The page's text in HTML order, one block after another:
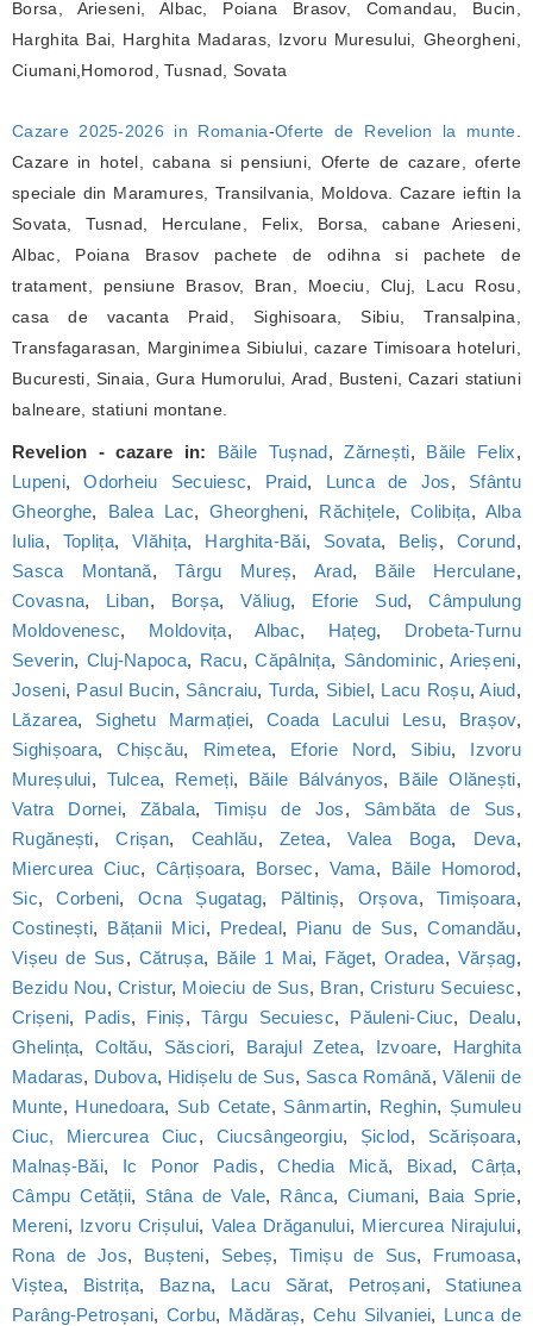
Borsa, Arieseni, Albac, Poiana Brasov, Comandau, Bucin,
Harghita Bai, Harghita Madaras, Izvoru Muresului, Gheorgheni,
Ciumani,Homorod, Tusnad, Sovata
Cazare 2025-2026 in Romania-Oferte de Revelion la munte
Cazare in hotel, cabana si pensiuni, Oferte de cazare, oferte
speciale din Maramures, Transilvania, Moldova. Cazare ieftin la
Sovata, Tusnad, Herculane, Felix, Borsa, cabane Arieseni,
Albac, Poiana Brasov pachete de odihna si pachete de
tratament, pensiune Brasov, Bran, Moeciu, Cluj, Lacu Rosu,
casa de vacanta Praid, Sighisoara, Sibiu, Transalpina,
Transfagarasan, Marginimea Sibiului, cazare Timisoara hoteluri,
Bucuresti, Sinaia, Gura Humorului, Arad, Busteni, Cazari statiuni
balneare, statiuni montane.
Revelion - cazare in: Băile Tușnad,Zărnești, Băile Felix,
Lupeni,Odorheiu Secuiesc, Praid, Lunca de Jos, Sfântu
Gheorghe, Balea Lac,Gheorgheni, Răchițele,Colibița, Alba
Iulia, Toplița,Vlăhița, Harghita-Băi, Sovata, Beliș, Corund,
Sasca Montană,Târgu Mureș, Arad, Băile Herculane,
Covasna, Liban, Borșa,Văliug, Eforie Sud,Câmpulung
Moldovenesc, Moldovița, Albac, Hațeg, Drobeta-Turnu
Severin, Cluj-Napoca, Racu,Căpâlnița, Sândominic,Arieșeni,
Joseni, Pasul Bucin, Sâncraiu, Turda, Sibiel, Lacu Roșu,Aiud,
Lăzarea, Sighetu Marmației,Coada Lacului Lesu, Brașov,
Sighișoara,Chișcău, Rimetea, Eforie Nord, Sibiu, Izvoru
Mureșului, Tulcea, Remeți, Băile Bálványos, Băile Olănești,
Vatra Dornei,Zăbala, Timișu de Jos, Sâmbăta de Sus,
Rugănești,Crișan, Ceahlău,Zetea,Valea Boga, Deva,
Miercurea Ciuc,Cârțișoara, Borsec, Vama, Băile Homorod,
Sic,Corbeni, Ocna Șugatag, Păltiniș, Orșova, Timișoara,
Costinești, Bățanii Mici, Predeal, Pianu de Sus,Comandău,
Vișeu de Sus, Cătrușa, Băile 1 Mai, Făget, Oradea, Vărșag,
Bezidu Nou,Cristur, Moieciu de Sus, Bran, Cristuru Secuiesc,
Crișeni, Padis, Finiș,Târgu Secuiesc, Păuleni-Ciuc, Dealu,
Ghelința,Coltău, Săsciori, Barajul Zetea, Izvoare, Harghita
Madaras, Dubova, Hidișelu de Sus, Sasca Română, Vălenii de
Munte, Hunedoara, Sub Cetate, Sânmartin, Reghin, Șumuleu
Ciuc, Miercurea Ciuc, Ciucsângeorgiu, Șiclod, Scărișoara,
Malnaș-Băi, Ic Ponor Padis,Chedia Mică, Bixad,Cârța,
Câmpu Cetății, Stâna de Vale, Rânca,Ciumani, Baia Sprie,
Mereni, Izvoru Crișului, Valea Drăganului, Miercurea Nirajului,
Rona de Jos, Bușteni, Sebeș, Timișu de Sus, Frumoasa,
Viștea, Bistrița, Bazna, Lacu Sărat, Petroșani, Statiunea
Parâng-Petroșani, Corbu, Mădăraș, Cehu Silvaniei, Lunca de